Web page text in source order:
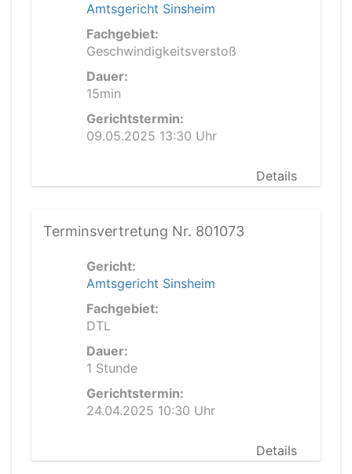
Amtsgericht Sinsheim
Fachgebiet:
Geschwindigkeitsverstoß
Dauer:
15min
Gerichtstermin:
09.05.2025 13:30 Uhr
Details
Terminsvertretung Nr. 801073
Gericht:
Amtsgericht Sinsheim
Fachgebiet:
DTL
Dauer:
1 Stunde
Gerichtstermin:
24.04.2025 10:30 Uhr
Details